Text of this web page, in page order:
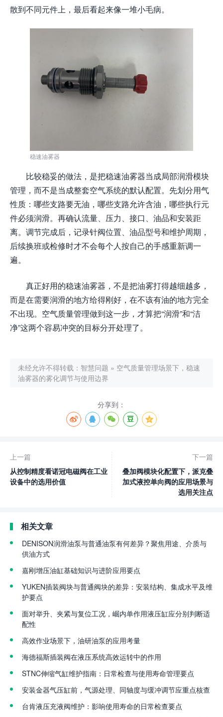
散到不同元件上，最后看起来像一堆小毛病。
稳速油雾器
比较稳妥的做法，是把稳速油雾器当成局部润滑模块
管理，而不是当成整套空气系统的默认配置。先划分用气
性质：哪些支路要无油，哪些支路允许含油，哪些执行元
件必须润滑。再确认流量、压力、接口、油品和安装距
离。调节完成后，记录针阀位置、油品型号和维护周期，
后续换班或检修时才不会每个人按自己的手感重新调一
遍。
真正好用的稳速油雾器，不是把油雾打得越细越多，
而是在需要润滑的地方给得刚好，在不该有油的地方完全
不出现。空气质量管理做到这一步，才算把“润滑”和“洁
净”这两个容易冲突的目标分开处理了。
未经允许不得转载： 智慧问题 » 空气质量管理场景下，稳速
油雾器的雾化调节与使用边界
分享到：
上一篇
从控制精度看诺冠电磁阀在工业
设备中的选用价值
下一篇
叠加阀模块化配置下，派克叠
加式液控单向阀的应用场景与
选用关注点
相关文章
DENISON润滑油泵与普通油泵有何差异？聚焦用途、介质与
供油方式
嘉刚增压油缸基础知识与进阶应用要点
YUKEN插装阀块与普通阀块的差异：安装结构、集成水平及维
护要点
面对举升、夹紧与复位工况，崛内单作用液压缸应分别判断适
配性
高效作业场景下，油研油泵的应用考量
海德福斯插装阀在液压系统高效运转中的作用
STNC伸缩气缸维护指南：日常检查与使用寿命管理要点
安装金器气压缸前，气源处理、同轴度与缓冲调节应重点核查
台肯液压充液阀维护：影响使用寿命的日常检查要点